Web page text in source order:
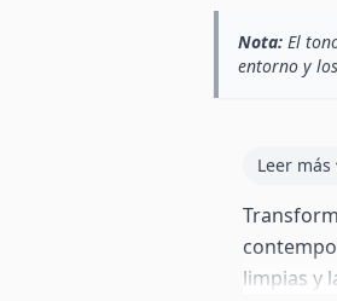
Nota: El
entorno y
Leer más
limpias y